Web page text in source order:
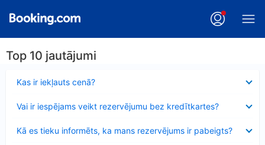
Top 10 jautājumi
Kas ir iekļauts cenā?
Vai ir iespējams veikt rezervējumu bez kredītkartes?
Kā es tieku informēts, ka mans rezervējums ir pabeigts?